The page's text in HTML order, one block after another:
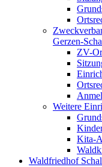
Gerzen-
ZV-
Weitere
Kita-
Waldfriedhof